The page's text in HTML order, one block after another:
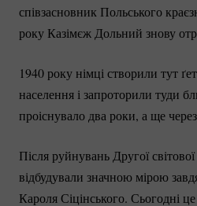
співзасновник Польського
року Казімєж Дольний знову
1940 року німці створили тут
населення і запроторили туди
проіснувало два роки, а ще
Після руйнувань Другої
відбудували значною мірою
Кароля Сіцінського. Сьогодні це